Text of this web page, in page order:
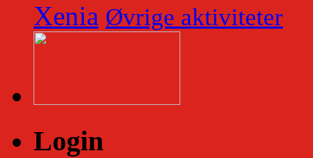
Xenia Øvrige aktiviteter
Login